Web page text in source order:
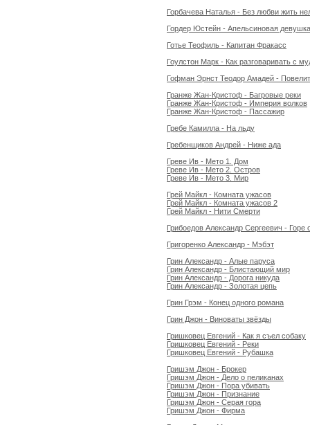
Горбачева Наталья - Без любви жить
Гордер Юстейн - Апельсиновая девушка
Готье Теофиль - Капитан Фракасс
Гоулстон Марк - Как разговаривать с
Гофман Эрнст Теодор Амадей -
Гранже Жан-Кристоф - Багровые реки
Гранже Жан-Кристоф - Империя волков
Гранже Жан-Кристоф - Пассажир
Гребе Камилла - На льду
Гребенщиков Андрей - Ниже ада
Греве Ив - Мето 1. Дом
Греве Ив - Мето 2. Остров
Греве Ив - Мето 3. Мир
Грей Майкл - Комната ужасов
Грей Майкл - Комната ужасов 2
Грей Майкл - Нити Смерти
Грибоедов Александр Сергеевич - Горе
Григоренко Александр - Мэбэт
Грин Александр - Алые паруса
Грин Александр - Блистающий мир
Грин Александр - Дорога никуда
Грин Александр - Золотая цепь
Грин Грэм - Конец одного романа
Грин Джон - Виноваты звёзды
Гришковец Евгений - Как я съел собаку
Гришковец Евгений - Реки
Гришковец Евгений - Рубашка
Гришэм Джон - Брокер
Гришэм Джон - Дело о пеликанах
Гришэм Джон - Пора убивать
Гришэм Джон - Признание
Гришэм Джон - Серая гора
Гришэм Джон - Фирма